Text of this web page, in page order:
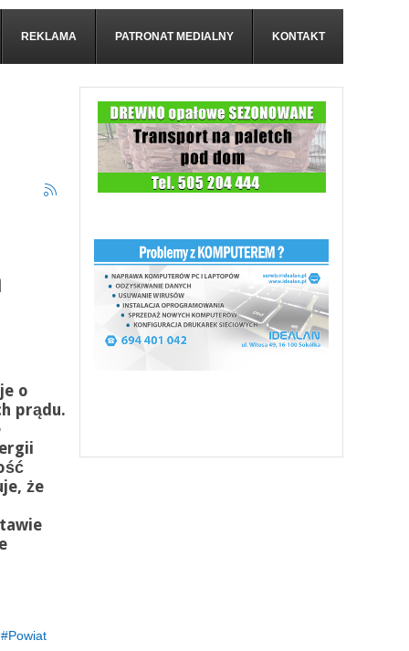
REKLAMA PATRONAT MEDIALNY KONTAKT
o
prądu.
że
Powiat